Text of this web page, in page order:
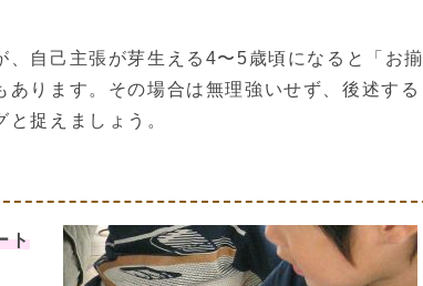
自己主張が芽生える4〜5歳頃になると「お揃
ります。その場合は無理強いせず、後述する
捉えましょう。
ト